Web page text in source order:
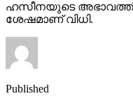
ഹസീനയുടെ
ശേഷമാണ് വിധി.
Published